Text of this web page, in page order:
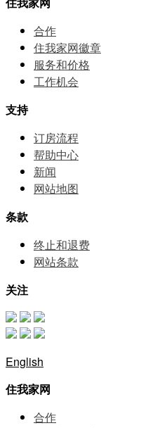
合作
住我家网徽章
服务和价格
⼯作机会
支持
订房流程
帮助中⼼
新闻
网站地图
条款
终止和退费
网站条款
关注
English
住我家网
合作